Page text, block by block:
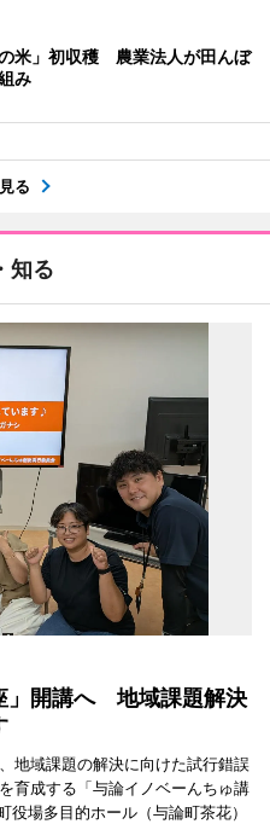
米」初収穫 農業法人が田んぼ
み
る
知る
」開講へ 地域課題解決
地域課題の解決に向けた試行錯誤
育成する「与論イノベーんちゅ講
場多目的ホール（与論町茶花）